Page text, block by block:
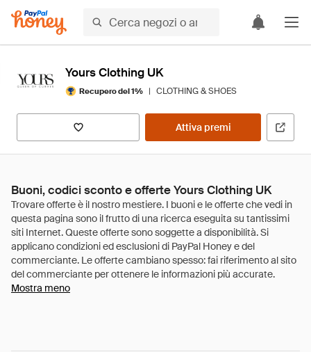
Yours Clothing UK
Recupero del 1% | CLOTHING & SHOES
Attiva premi
Buoni, codici sconto e offerte Yours Clothing UK
Mostra meno